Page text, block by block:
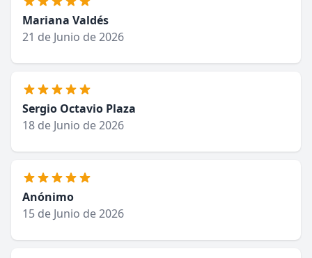
Mariana Valdés
21 de Junio de 2026
Sergio Octavio Plaza
18 de Junio de 2026
Anónimo
15 de Junio de 2026